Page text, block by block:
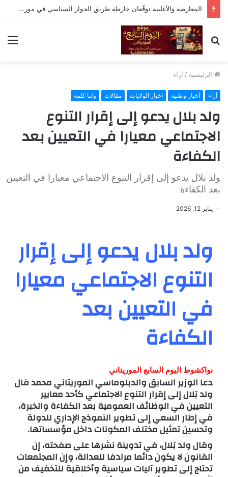
المعارضة والأغلبية توقّعان خارطة طريق الحوار السياسي في موريتانيا
بحث
عن
الرئيسية / آراء
آراء أخبار وطنية اخبار الولايات مقالات ولنا كلمة
ولد بلال يدعو إلى إقرار التنوع
الاجتماعي معيارا في التعيين بعد
الكفاءة
ولد بلال يدعو إلى إقرار التنوع الاجتماعي معيارا في التعيين
بعد الكفاءة
يناير 12, 2026
ولد بلال يدعو إلى إقرار
التنوع الاجتماعي معيارا
في التعيين بعد
الكفاءة
نواكشوط اليوم السابع الموريتاني
دعا الوزير السابق والدبلوماسي الموريتاني محمد فال
ولد بَلال إلى إقرار التنوع الاجتماعي كأحد معايير
التعيين في الوظائف العمومية بعد الكفاءة والخبرة،
في إطار السعي إلى تطوير النموذج الإداري للدولة
وتحسين تمثيل مختلف المكونات داخل مؤسساتها.
وقال ولد بَلال، في تدوينة نشرها على صفحته، إن
القانون لا يكون دائما مرادفا للعدالة، وإن المجتمعات
تحتاج إلى تطوير آليات سياسية وأخلاقية للتخفيف من